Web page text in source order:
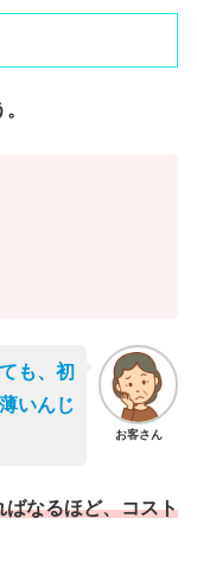
お客さん
も、初
いんじ
ばなるほど、コスト